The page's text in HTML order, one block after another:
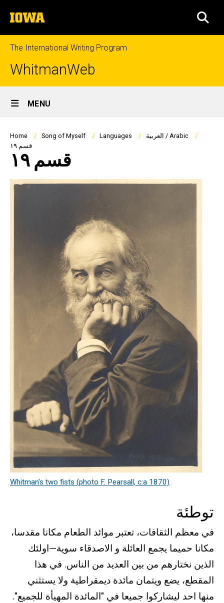
to
content
The
University
of
Iowa
The International Writing Program
WhitmanWeb
Site
Main
Navigation
MENU
Breadcrumb
Home Song of Myself Languages
العربية / Arabic
قسم ١٩
قسم ١٩
Whitman's two fists (photo F. Pearsall, c:a 1870)
توطئة
في معظم الثقافات، تعتبر موائد الطعام مكانا مقدسا،
مكانا حميما يجمع العائلة و الاصدقاء سوية—اولئك
الذين نختارهم من بين العديد من الناس. في هذا
المقطع، يضع ويتمان مائدة ديمقراطية ولا يستثني
منها احد ليشاركوا جميعا في "المائدة المهيأة للجميع".